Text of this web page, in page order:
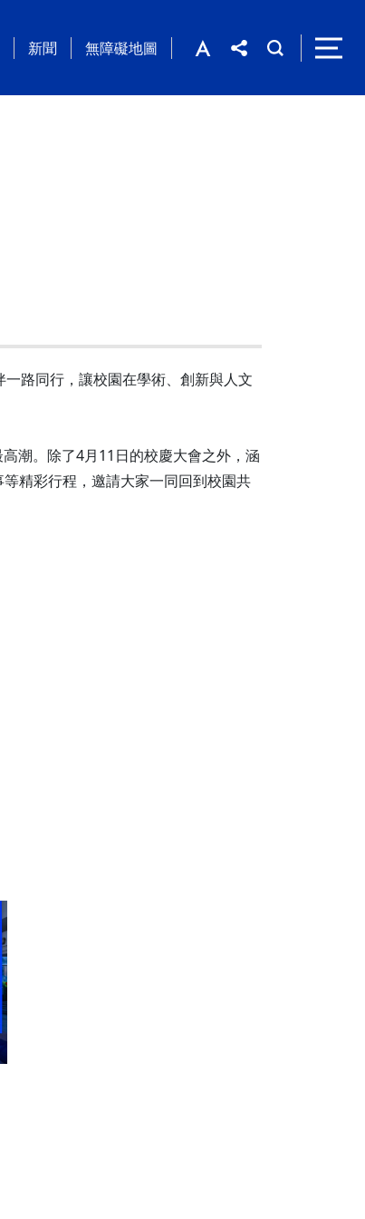
新聞 無障礙地圖
路同行，讓校園在學術、創新與人文
潮。除了4月11日的校慶大會之外，涵
精彩行程，邀請大家一同回到校園共